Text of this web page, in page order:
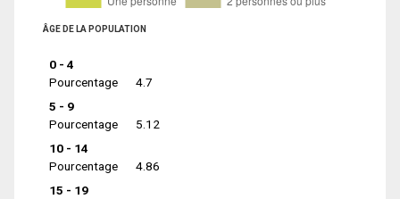
ÂGE DE LA POPULATION
0 - 4
Pourcentage
4.7
5 - 9
Pourcentage
5.12
10 - 14
Pourcentage
4.86
15 - 19